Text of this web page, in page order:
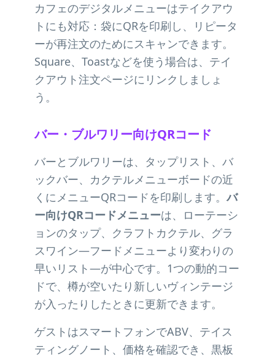
カフェのデジタルメニューはテイクアウ
トにも対応：袋にQRを印刷し、リピータ
ーが再注文のためにスキャンできます。
Square、Toastなどを使う場合は、テイ
クアウト注文ページにリンクしましょ
う。
バー・ブルワリー向けQRコード
バーとブルワリーは、タップリスト、バ
ックバー、カクテルメニューボードの近
くにメニューQRコードを印刷します。バ
ー向けQRコードメニューは、ローテーシ
ョンのタップ、クラフトカクテル、グラ
スワイン—フードメニューより変わりの
早いリスト—が中心です。1つの動的コー
ドで、樽が空いたり新しいヴィンテージ
が入ったりしたときに更新できます。
ゲストはスマートフォンでABV、テイス
ティングノート、価格を確認でき、黒板